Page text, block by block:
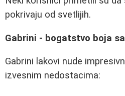
pokrivaju od svetlijih.
Gabrini - bogatstvo boja
Gabrini lakovi nude
izvesnim nedostacima: